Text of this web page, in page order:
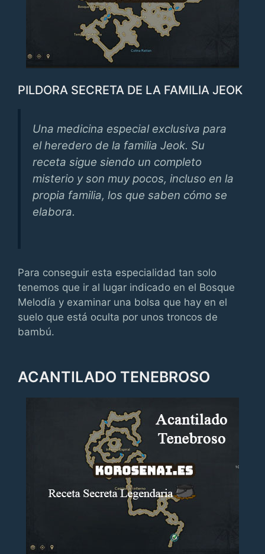
PILDORA SECRETA DE LA FAMILIA JEOK
Una medicina especial exclusiva para
el heredero de la familia Jeok. Su
receta sigue siendo un completo
misterio y son muy pocos, incluso en la
propia familia, los que saben cómo se
elabora.
Para conseguir esta especialidad tan solo
tenemos que ir al lugar indicado en el Bosque
Melodía y examinar una bolsa que hay en el
suelo que está oculta por unos troncos de
bambú.
ACANTILADO TENEBROSO